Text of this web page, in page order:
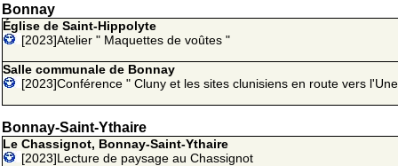
Bonnay
Église de Saint-Hippolyte
[2023]Atelier " Maquettes de voûtes "
Salle communale de Bonnay
[2023]Conférence " Cluny et les sites clunisiens en route vers
Bonnay-Saint-Ythaire
Le Chassignot, Bonnay-Saint-Ythaire
[2023]Lecture de paysage au Chassignot